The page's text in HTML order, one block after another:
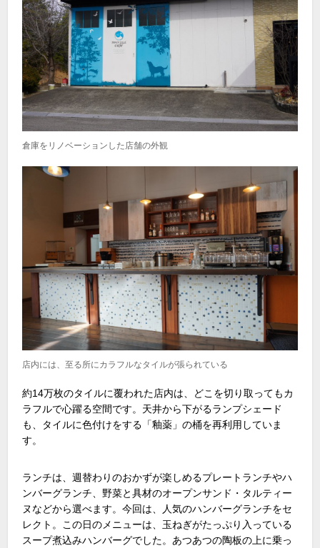
倉庫をリノベーションした店舗の外観
店内には、至る所にカラフルなタイルが張られている
約14万枚のタイルに覆われた店内は、どこを切り取ってもカ
ラフルで心躍る空間です。天井から下がるランプシェード
も、タイルに色付けをする「釉薬」の桶を再利用していま
す。
ランチは、週替わりのおかずが楽しめるプレートランチやハ
ンバーグランチ、野菜と具材のオープンサンド・タルティー
ヌなどから選べます。今回は、人気のハンバーグランチをセ
レクト。この日のメニューは、玉ねぎがたっぷり入っている
スープ煮込みハンバーグでした。あつあつの陶板の上に乗っ